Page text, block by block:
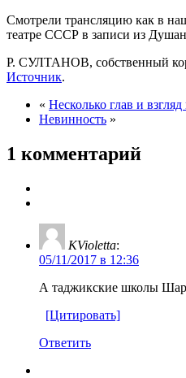
Смотрели трансляцию как в
театре СССР в записи из
Р. СУЛТАНОВ, собственный
Источник.
« Несколько глав и
Невинность »
1 комментарий
KVioletta:
05/11/2017 в 12:36
А таджикские школы
[Цитировать]
Ответить